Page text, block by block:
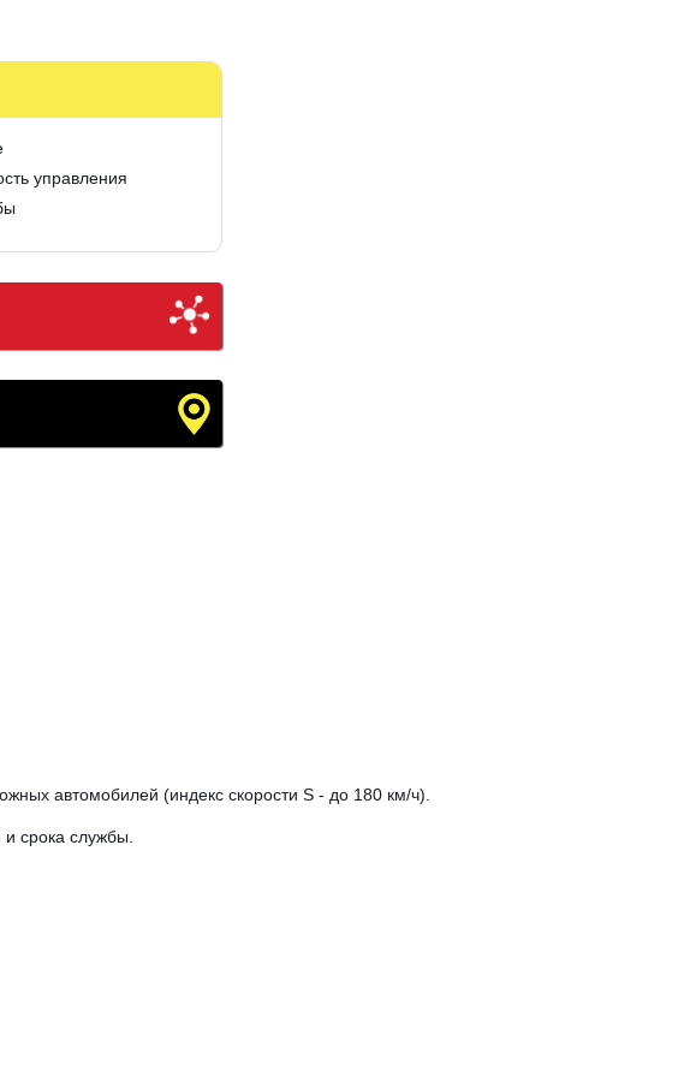
управления
автомобилей (индекс скоростиS - до 180 км/ч).
и срока службы.